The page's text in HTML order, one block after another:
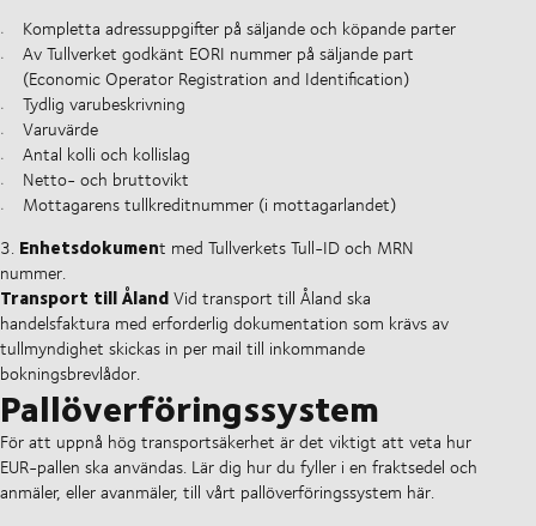
Kompletta adressuppgifter på säljande och köpande parter
Av Tullverket godkänt EORI nummer på säljande part
(Economic Operator Registration and Identification)
Tydlig varubeskrivning
Varuvärde
Antal kolli och kollislag
Netto- och bruttovikt
Mottagarens tullkreditnummer (i mottagarlandet)
3. Enhetsdokument med Tullverkets Tull-ID och MRN
nummer.
Transport till ÅlandVid transport till Åland ska
handelsfaktura med erforderlig dokumentation som krävs av
tullmyndighet skickas in per mail till inkommande
bokningsbrevlådor.
Pallöverföringssystem
För att uppnå hög transportsäkerhet är det viktigt att veta hur
EUR-pallen ska användas. Lär dig hur du fyller i en fraktsedel och
anmäler, eller avanmäler, till vårt pallöverföringssystem här.